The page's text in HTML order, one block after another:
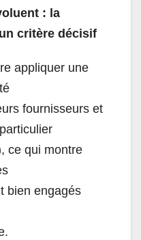
: la
critère décisif
appliquer une
fournisseurs et
ce qui montre
bien engagés